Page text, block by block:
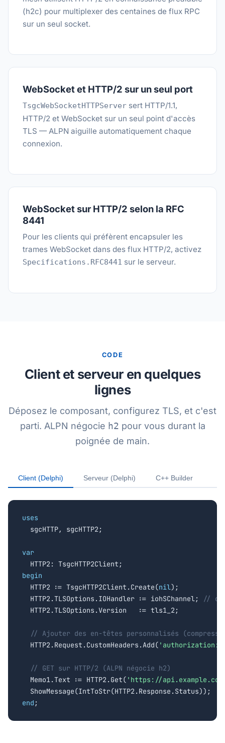
(h2c) pour multiplexer des centaines de flux RPC
sur un seul socket.
WebSocket et HTTP/2 sur un seul port
TsgcWebSocketHTTPServer sert HTTP/1.1,
HTTP/2 et WebSocket sur un seul point d'accès
TLS — ALPN aiguille automatiquement chaque
connexion.
WebSocket sur HTTP/2 selon la RFC
8441
Pour les clients qui préfèrent encapsuler les
trames WebSocket dans des flux HTTP/2, activez
Specifications.RFC8441 sur le serveur.
CODE
Client et serveur en quelques
lignes
Déposez le composant, configurez TLS, et c'est
parti. ALPN négocie h2 pour vous durant la
poignée de main.
Client (Delphi) Serveur (Delphi) C++ Builder
uses
sgcHTTP, sgcHTTP2;
var
begin
HTTP2 := TsgcHTTP2Client.Create(nil);
  HTTP2.TLSOptions.IOHandler := iohSChannel;
// ou
  HTTP2.TLSOptions.Version   := tls1_2;
// Ajouter des en-têtes personnalisés (compressés
  HTTP2.Request.CustomHeaders.Add(
'authorization:
// GET sur HTTP/2 (ALPN négocie h2)
  Memo1.Text := HTTP2.Get(
'https://
end ;